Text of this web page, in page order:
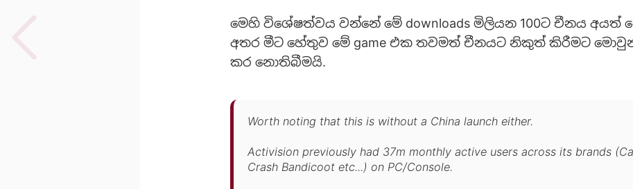
‍මෙහි විශේෂත්වය වන්නේ මේ downloads මිලියන 100ට චීනය
අතර මීට හේතුව මේ game එක තවමත් චීන‍යට නිකුත් කිරීමට
කර නොතිබීමයි.
Worth noting that this is without a China launch either.
Activision previously had 37m monthly active users across its brands
Crash Bandicoot etc...) on PC/Console.